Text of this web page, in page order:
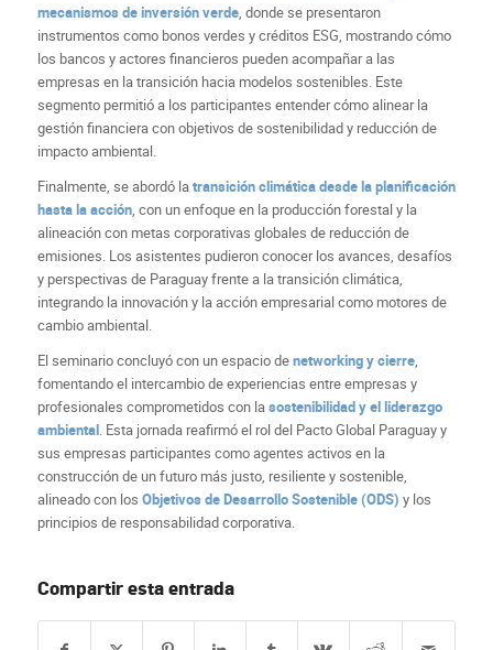
mecanismos de inversión verde, donde se presentaron
instrumentos como bonos verdes y créditos ESG, mostrando cómo
los bancos y actores financieros pueden acompañar a las
empresas en la transición hacia modelos sostenibles. Este
segmento permitió a los participantes entender cómo alinear la
gestión financiera con objetivos de sostenibilidad y reducción de
impacto ambiental.
Finalmente, se abordó latransición climática desde la planificación
hasta la acción, con un enfoque en la producción forestal y la
alineación con metas corporativas globales de reducción de
emisiones. Los asistentes pudieron conocer los avances, desafíos
y perspectivas de Paraguay frente a la transición climática,
integrando la innovación y la acción empresarial como motores de
cambio ambiental.
El seminario concluyó con un espacio denetworking y cierre,
fomentando el intercambio de experiencias entre empresas y
profesionales comprometidos con lasostenibilidad y el liderazgo
ambiental. Esta jornada reafirmó el rol del Pacto Global Paraguay y
sus empresas participantes como agentes activos en la
construcción de un futuro más justo, resiliente y sostenible,
alineado con los Objetivos de Desarrollo Sostenible (ODS) y los
principios de responsabilidad corporativa.
Compartir esta entrada